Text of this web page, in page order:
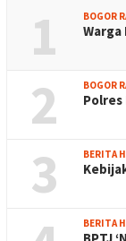
1 BOGOR
2 BOGOR
Polres
3 BERITA
BERITA